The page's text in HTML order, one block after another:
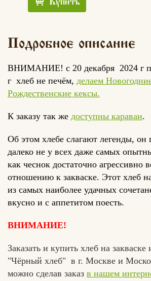
Купить
Подробное описание
ВНИМАНИЕ! с 20 декабря 2024 г
г хлеб не печём, делаем
Рождественские кексы.
К заказу так же доступны караваи.
Об этом хлебе слагают легенды, он
далеко не у всех даже самых
как чеснок достаточно агрессивно
отношению к закваске. Этот хлеб
из самых наиболее удачных
вкусно и с аппетитом поесть.
ВНИМАНИЕ!
Заказать и купить хлеб на
"Чёрный хлеб" в г. Москве и
можно сделав заказ в нашем